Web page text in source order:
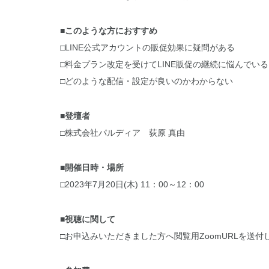
■このような方におすすめ
□LINE公式アカウントの販促効果に疑問がある
□料金プラン改定を受けてLINE販促の継続に悩んでいる
□どのような配信・設定が良いのかわからない
■登壇者
□株式会社パルディア 荻原 真由
■開催日時・場所
□2023年7月20日(木) 11：00～12：00
■視聴に関して
□お申込みいただきました方へ閲覧用ZoomURLを送付